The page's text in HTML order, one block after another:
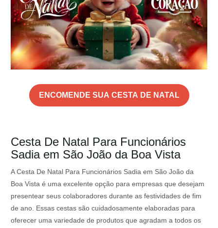
Cesta De Natal Para Funcionários
Sadia em São João da Boa Vista
A Cesta De Natal Para Funcionários Sadia em São João da
Boa Vista é uma excelente opção para empresas que desejam
presentear seus colaboradores durante as festividades de fim
de ano. Essas cestas são cuidadosamente elaboradas para
oferecer uma variedade de produtos que agradam a todos os
ENCOMENDE SUA CESTA DE NATAL